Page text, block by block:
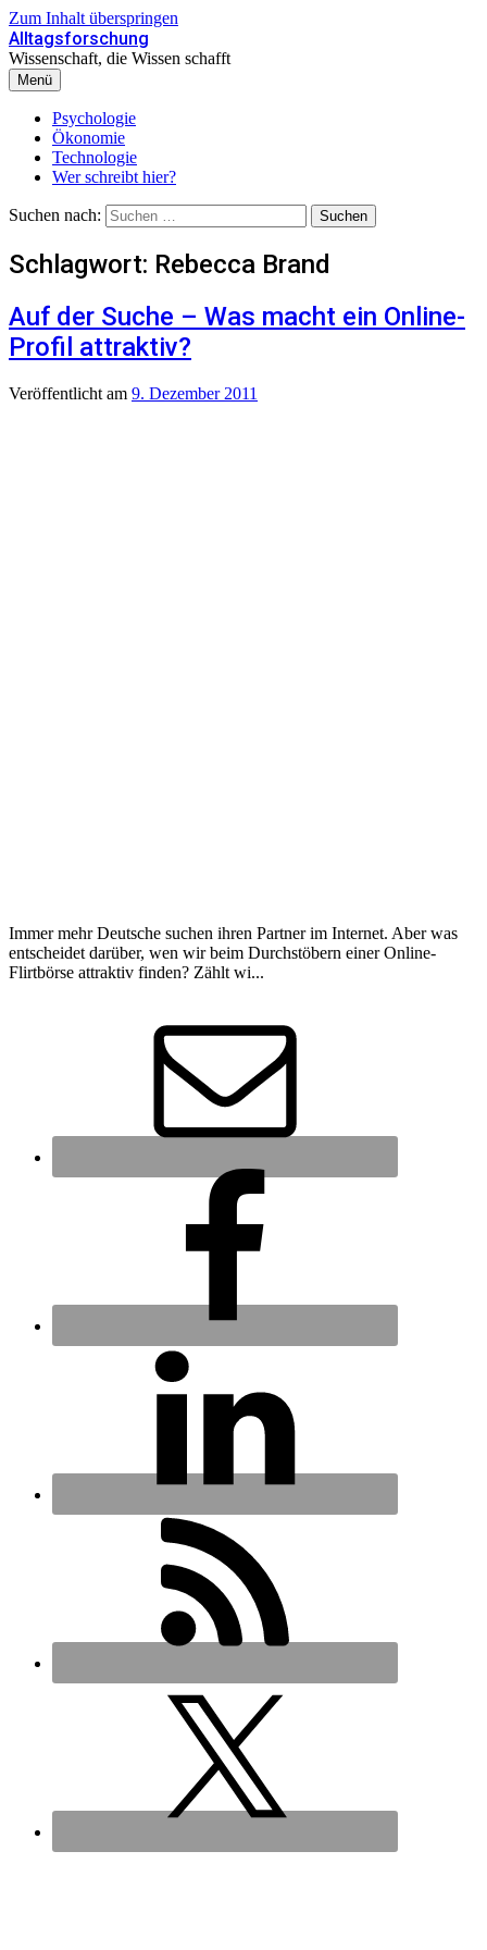
Zum Inhalt überspringen
Alltagsforschung
Wissenschaft, die Wissen schafft
Menü
Psychologie
Ökonomie
Technologie
Wer schreibt hier?
Suchen nach:
Schlagwort: Rebecca Brand
Auf der Suche – Was macht ein Online-
Profil attraktiv?
Veröffentlicht am 9. Dezember 2011
Immer mehr Deutsche suchen ihren Partner im Internet. Aber was
entscheidet darüber, wen wir beim Durchstöbern einer Online-
Flirtbörse attraktiv finden? Zählt wi...